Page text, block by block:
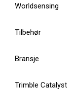
Worldsensing
Tilbehør
Bransje
Trimble Catalyst